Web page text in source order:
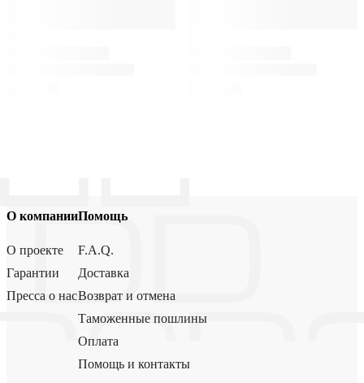
О компании
О проекте
Гарантии
Пресса о нас
Помощь
F.A.Q.
Доставка
Возврат и отмена
Таможенные пошлины
Оплата
Помощь и контакты